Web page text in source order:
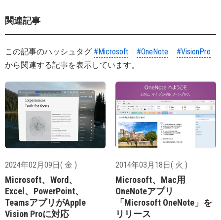
関連記事
この記事のハッシュタグ #Microsoft #OneNote
#VisionPro
から関連する記事を表示しています。
2024年02月09日( 金 )
Microsoft、Word、
Excel、PowerPoint、
TeamsアプリがApple
Vision Proに対応
2014年03月18日( 火 )
Microsoft、Mac用
OneNoteアプリ
「Microsoft OneNote」を
リリース